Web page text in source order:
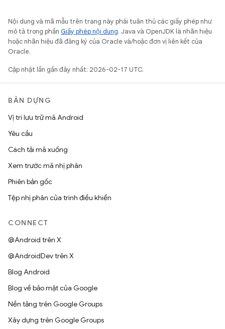
Nội dung và mã mẫu trên trang này phải tuân thủ các giấy phép như
mô tả trong phần Giấy phép nội dung. Java và OpenJDK là nhãn hiệu
hoặc nhãn hiệu đã đăng ký của Oracle và/hoặc đơn vị liên kết của
Oracle.
Cập nhật lần gần đây nhất: 2026-02-17 UTC.
BẢN DỰNG
Vị trí lưu trữ mã Android
Yêu cầu
Cách tải mã xuống
Xem trước mã nhị phân
Phiên bản gốc
Tệp nhị phân của trình điều khiển
CONNECT
@Android trên X
@AndroidDev trên X
Blog Android
Blog về bảo mật của Google
Nền tảng trên Google Groups
Xây dựng trên Google Groups